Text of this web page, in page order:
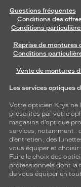
Questions fréquentes
Conditions des
Conditions
Reprise de montures
Conditions
Vente de montures
Les services optiques
Votre opticien Krys ne
prescrites par votre
magasins d’optique
services, notamment :
d’entretien ; des
vous équiper et
Faire le choix des
professionnels dont la
de vous équiper en